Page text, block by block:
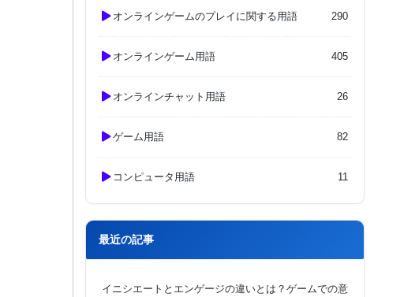
オンラインゲームのプレイに関する用語 290
オンラインゲーム用語 405
オンラインチャット用語 26
ゲーム用語 82
コンピュータ用語 11
最近の記事
イニシエートとエンゲージの違いとは？ゲームでの意